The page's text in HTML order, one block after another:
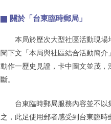
關於「台東臨時郵局」
本局於歷次大型社區活動現場
閱下文「本局與社區結合活動簡
動作一歷史見證，卡中圖文並茂
斷。
台東臨時郵局服務內容並不以
之，此足使用郵者感受到台東臨